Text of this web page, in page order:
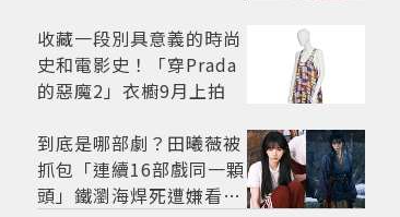
收藏一段別具意義的時尚
史和電影史！「穿Prada
的惡魔2」衣櫥9月上拍
到底是哪部劇？田曦薇被
抓包「連續16部戲同一顆
頭」鐵瀏海焊死遭嫌看膩